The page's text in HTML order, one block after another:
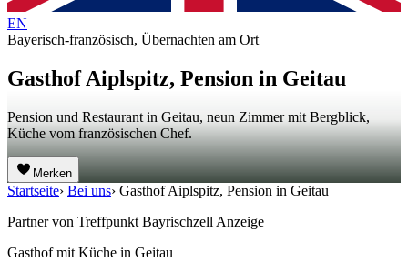
EN
Bayerisch-französisch, Übernachten am Ort
Gasthof Aiplspitz, Pension in Geitau
Pension und Restaurant in Geitau, neun Zimmer mit Bergblick,
Küche vom französischen Chef.
Merken
Startseite› Bei uns› Gasthof Aiplspitz, Pension in Geitau
Partner von Treffpunkt Bayrischzell Anzeige
Gasthof mit Küche in Geitau